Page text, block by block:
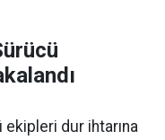
dur ihtarına